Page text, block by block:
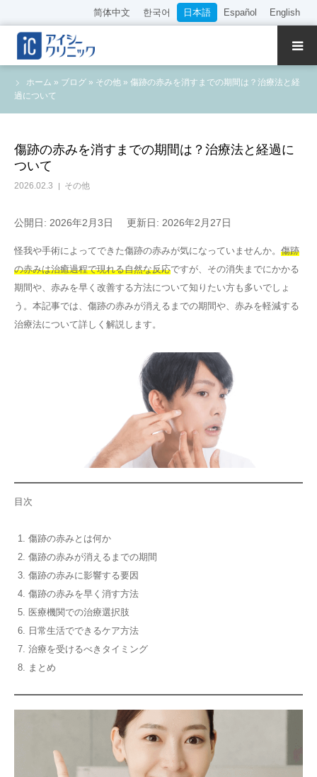
简体中文 한국어 日本語 Español English
ホーム » ブログ » その他 » 傷跡の赤みを消すまでの期間は？治療法と経
過について
傷跡の赤みを消すまでの期間は？治療法と経過に
ついて
2026.02.3 その他
公開日: 2026年2月3日 更新日: 2026年2月27日
怪我や手術によってできた傷跡の赤みが気になっていませんか。 傷跡
の赤みは治癒過程で現れる自然な反応ですが、その消失までにかかる
期間や、赤みを早く改善する方法について知りたい方も多いでしょ
う。本記事では、傷跡の赤みが消えるまでの期間や、赤みを軽減する
治療法について詳しく解説します。
目次
傷跡の赤みとは何か
傷跡の赤みが消えるまでの期間
傷跡の赤みに影響する要因
傷跡の赤みを早く消す方法
医療機関での治療選択肢
日常生活でできるケア方法
治療を受けるべきタイミング
まとめ
クリニック紹介
診療内容
WEB予約
料金表
採用情報
한국어 日本語